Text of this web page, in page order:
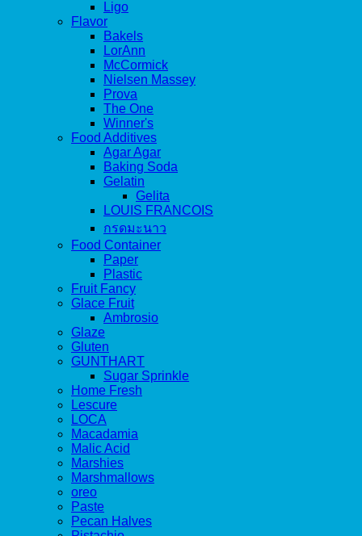
Ligo
Flavor
Bakels
LorAnn
McCormick
Nielsen Massey
Prova
The One
Winner's
Food Additives
Agar Agar
Baking Soda
Gelatin
Gelita
LOUIS FRANCOIS
กรดมะนาว
Food Container
Paper
Plastic
Fruit Fancy
Glace Fruit
Ambrosio
Glaze
Gluten
GUNTHART
Sugar Sprinkle
Home Fresh
Lescure
LOCA
Macadamia
Malic Acid
Marshies
Marshmallows
oreo
Paste
Pecan Halves